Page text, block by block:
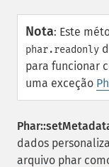
Nota: Este
phar.readonly
para funcionar
uma exceção
dados
arquivo phar